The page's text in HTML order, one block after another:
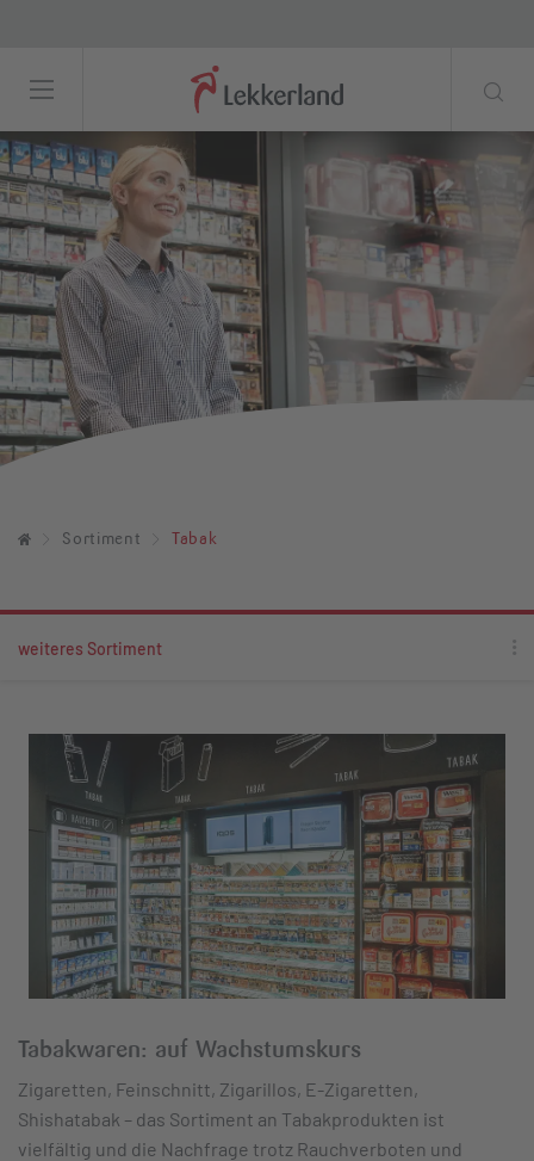
Sortiment Tabak
weiteres Sortiment
Tabakwaren: auf Wachstumskurs
Zigaretten, Feinschnitt, Zigarillos, E-Zigaretten,
Shishatabak – das Sortiment an Tabakprodukten ist
vielfältig und die Nachfrage trotz Rauchverboten und